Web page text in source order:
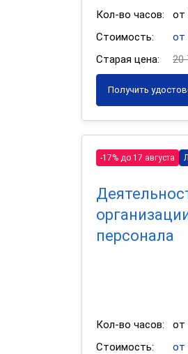
Кол-во часов:
от
Стоимость:
от
Старая цена:
20
Получить
-17% до 17 августа
персонала
Кол-во часов:
от
Стоимость:
от